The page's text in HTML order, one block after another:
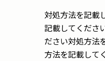
対処方法を記載
記載してくださ
ださい対処方法
方法を記載して